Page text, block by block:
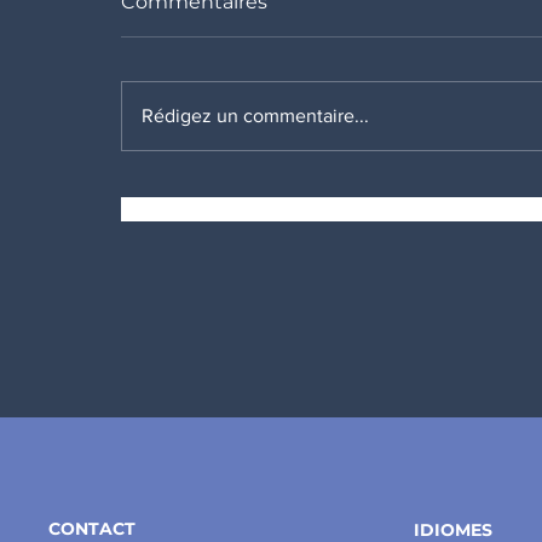
Une nouvelle année
commence...
Rédigez un commentaire...
CONTACT IDIOMES